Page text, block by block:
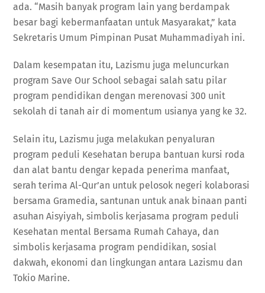
ada. “Masih banyak program lain yang berdampak
besar bagi kebermanfaatan untuk Masyarakat,” kata
Sekretaris Umum Pimpinan Pusat Muhammadiyah ini.
Dalam kesempatan itu, Lazismu juga meluncurkan
program Save Our School sebagai salah satu pilar
program pendidikan dengan merenovasi 300 unit
sekolah di tanah air di momentum usianya yang ke 32.
Selain itu, Lazismu juga melakukan penyaluran
program peduli Kesehatan berupa bantuan kursi roda
dan alat bantu dengar kepada penerima manfaat,
serah terima Al-Qur’an untuk pelosok negeri kolaborasi
bersama Gramedia, santunan untuk anak binaan panti
asuhan Aisyiyah, simbolis kerjasama program peduli
Kesehatan mental Bersama Rumah Cahaya, dan
simbolis kerjasama program pendidikan, sosial
dakwah, ekonomi dan lingkungan antara Lazismu dan
Tokio Marine.